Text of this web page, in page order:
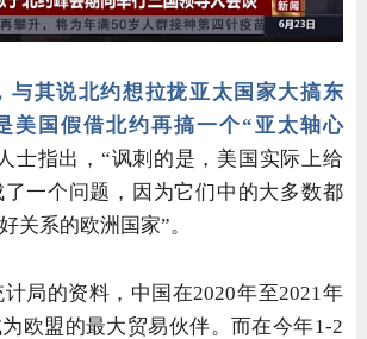
与其说北约想拉拢亚太国家大搞东
美国假借北约再搞一个“亚太轴心
士指出，“讽刺的是，美国实际上给
一个问题，因为它们中的大多数都
关系的欧洲国家”。
局的资料，中国在2020年至2021年
欧盟的最大贸易伙伴。而在今年1-2